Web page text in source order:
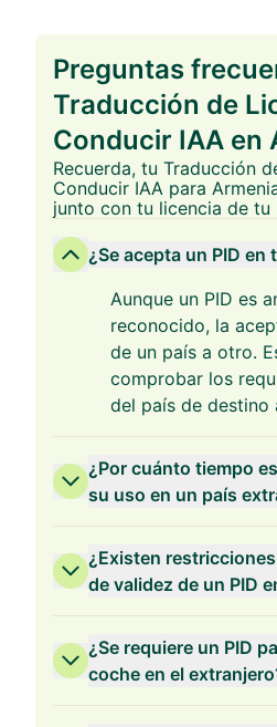
Preguntas
Traducción de
Conducir IAA en
Recuerda, tu Traducción
Conducir IAA para
junto con tu licencia de tu
¿Se acepta un PID en
Aunque un PID es
reconocido, la
de un país a otro.
comprobar los
del país de destino
¿Por cuánto tiempo
su uso en un país
¿Existen
de validez de un PID
¿Se requiere un PID
coche en el